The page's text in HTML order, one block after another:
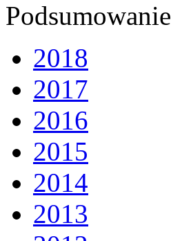
Podsumowanie
2018
2017
2016
2015
2014
2013